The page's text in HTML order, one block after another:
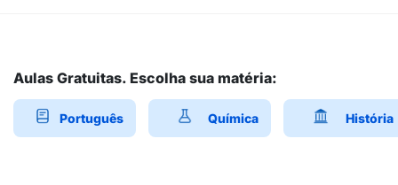
Aulas Gratuitas. Escolha sua matéria:
Português Química História